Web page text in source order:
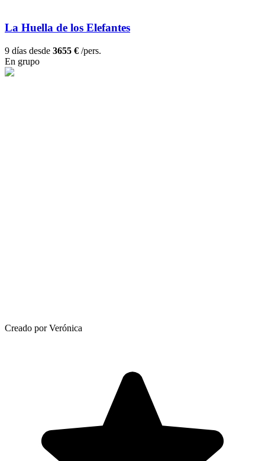
La Huella de los Elefantes
9 días desde 3655 € /pers.
En grupo
Creado por Verónica